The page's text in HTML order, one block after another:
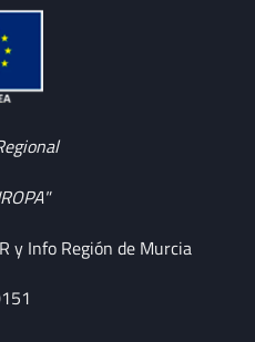
y Info Región de Murcia